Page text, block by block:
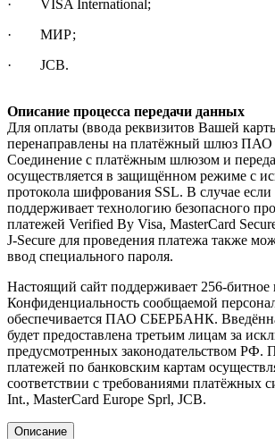
· VISA International;
· МИР;
· JCB.
Описание процесса передачи данных
Для оплаты (ввода реквизитов Вашей
перенаправлены на платёжный шлюз
Соединение с платёжным шлюзом и
осуществляется в защищённом режиме с
протокола шифрования SSL. В случае
поддерживает технологию безопасного
платежей Verified By Visa, MasterCard
J-Secure для проведения платежа также
ввод специального пароля.
Настоящий сайт поддерживает 256-
Конфиденциальность сообщаемой
обеспечивается ПАО СБЕРБАНК.
будет предоставлена третьим лицам за
предусмотренных законодательством РФ.
платежей по банковским картам
соответствии с требованиями платёжных
Int., MasterCard Europe Sprl, JCB.
Описание